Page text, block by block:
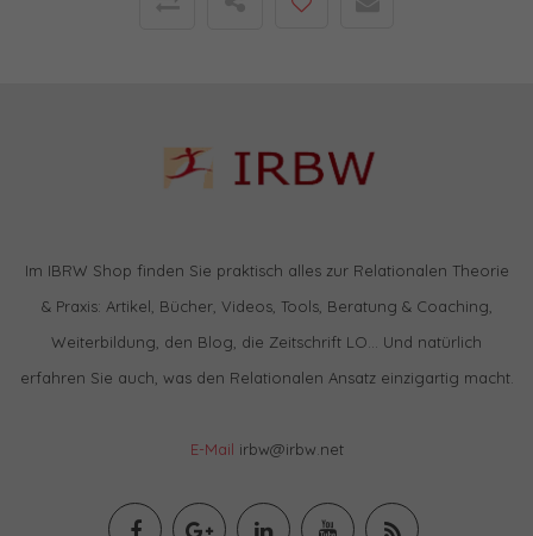
Im IBRW Shop finden Sie praktisch alles zur Relationalen Theorie
& Praxis: Artikel, Bücher, Videos, Tools, Beratung & Coaching,
Weiterbildung, den Blog, die Zeitschrift LO… Und natürlich
erfahren Sie auch, was den Relationalen Ansatz einzigartig macht.
E-Mail irbw@irbw.net